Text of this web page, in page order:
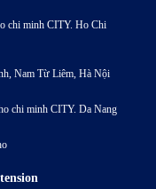
chi minh CITY. Ho Chi
Nam Từ Liêm, Hà Nội
chi minh CITY. Da Nang